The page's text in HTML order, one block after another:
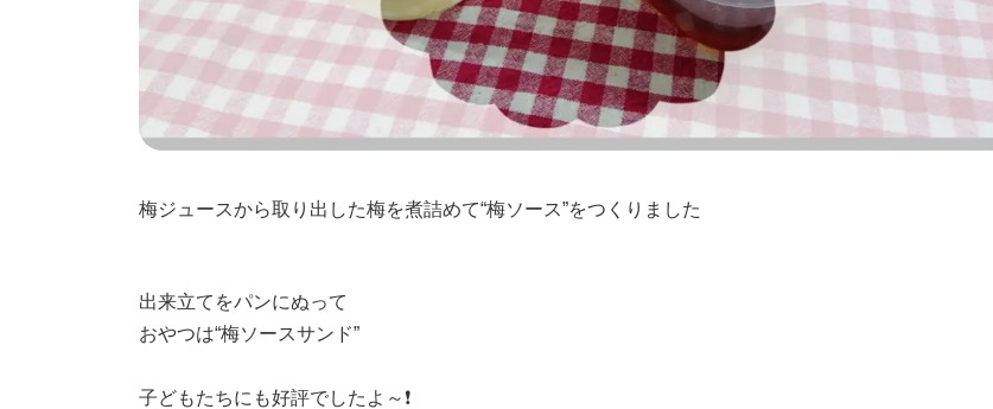
梅ジュースから取り出した梅を煮詰めて“梅ソース”をつくりました
出来立てをパンにぬって
おやつは“梅ソースサンド”
子どもたちにも好評でしたよ～❗